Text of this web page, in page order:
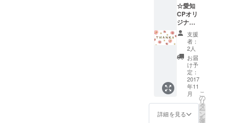
☆愛知
CPオリ
ジナル
メッ
セージ
カード
にて、
お礼の
メッ
セージ
をお届
けしま
す。 ☆
当日パ
ンフ
支援
者：
2人
お届
け予
定：
2017
年11
月
詳細を見る
こ
の
リ
タ
ー
ン
を